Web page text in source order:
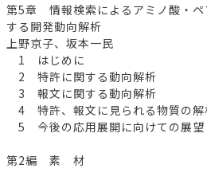
第5章 情報検索によるアミノ酸・ペ
する開発動向解析
上野京子、坂本一民
1 はじめに
2 特許に関する動向解析
3 報文に関する動向解析
4 特許、報文に見られる物質の
5 今後の応用展開に向けての展望
第2編 素 材